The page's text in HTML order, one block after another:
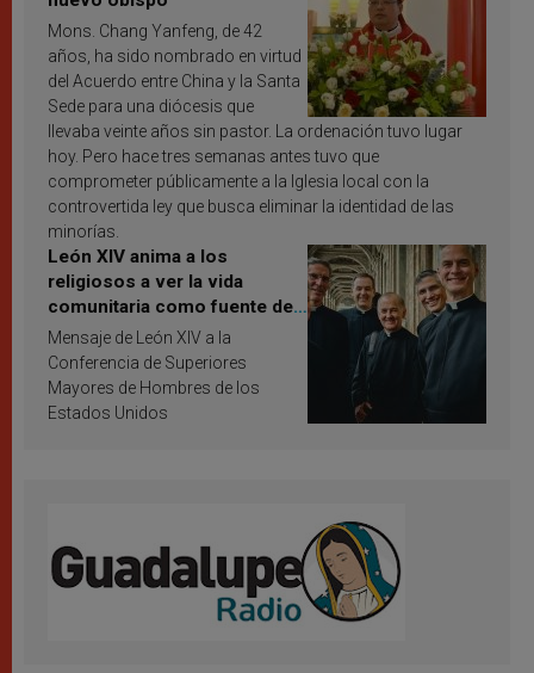
Mons. Chang Yanfeng, de 42
años, ha sido nombrado en virtud
del Acuerdo entre China y la Santa
Sede para una diócesis que
llevaba veinte años sin pastor. La ordenación tuvo lugar
hoy. Pero hace tres semanas antes tuvo que
comprometer públicamente a la Iglesia local con la
controvertida ley que busca eliminar la identidad de las
minorías.
León XIV anima a los
religiosos a ver la vida
comunitaria como fuente de
inspiración y santificación
Mensaje de León XIV a la
Conferencia de Superiores
Mayores de Hombres de los
Estados Unidos